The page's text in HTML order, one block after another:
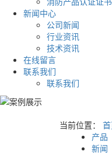
新闻中心
公司新闻
行业资讯
技术资讯
在线留言
联系我们
联系我们
当前位置：
产品
新闻